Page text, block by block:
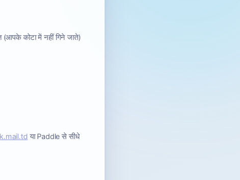
कोटा में नहीं गिने जाते)
या Paddle से सीधे